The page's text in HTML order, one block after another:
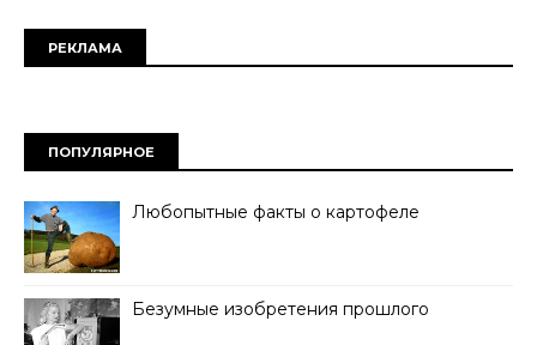
РЕКЛАМА
ПОПУЛЯРНОЕ
Любопытные факты о картофеле
Безумные изобретения прошлого